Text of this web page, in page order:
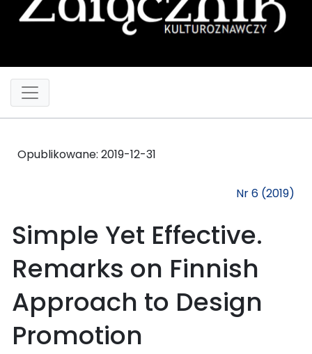
Opublikowane: 2019-12-31
Nr 6 (2019)
Simple Yet Effective.
Remarks on Finnish
Approach to Design
Promotion